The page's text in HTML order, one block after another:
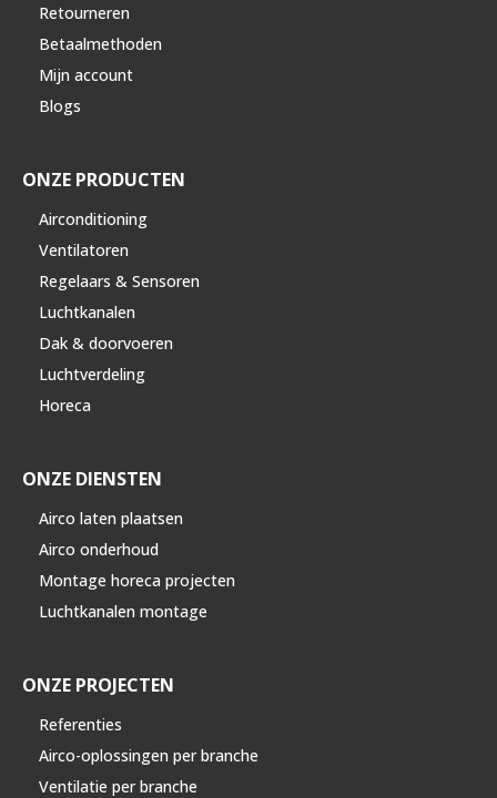
Retourneren
Betaalmethoden
Mijn account
Blogs
ONZE PRODUCTEN
Airconditioning
Ventilatoren
Regelaars & Sensoren
Luchtkanalen
Dak & doorvoeren
Luchtverdeling
Horeca
ONZE DIENSTEN
Airco laten plaatsen
Airco onderhoud
Montage horeca projecten
Luchtkanalen montage
ONZE PROJECTEN
Referenties
Airco-oplossingen per branche
Ventilatie per branche